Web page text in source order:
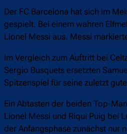
Der FC Barcelona hat sich im
gespielt. Bei einem wahren
Lionel Messi aus. Messi
Im Vergleich zum Auftritt bei
Sergio Busquets ersetzten
Spitzenspiel für seine zuletzt
Ein Abtasten der beiden Top-
Lionel Messi und Riqui Puig bei
der Anfangsphase zunächst nur